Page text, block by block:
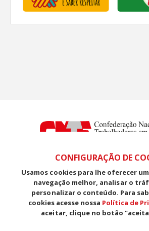
SDS, Edifício Venâncio III,
CEP: 70393-902 - Brasília
Telefone (61) 3225-1003 - E-mail
CONFIGURAÇÃO DE
Usamos cookies para lhe oferecer
navegação melhor, analisar o
personalizar o conteúdo. Para
cookies acesse nossa Política de
aceitar, clique no botão